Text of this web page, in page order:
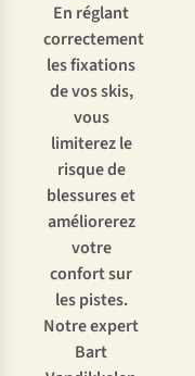
En réglant
correctement
les fixations
de vos skis,
vous
limiterez le
risque de
blessures et
améliorerez
votre
confort sur
les pistes.
Notre expert
Bart